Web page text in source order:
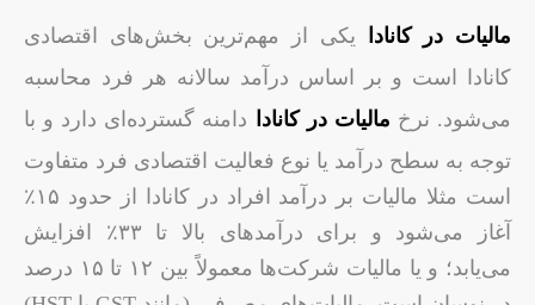
مالیات در کانادا
یکی از مهم‌ترین بخش‌های اقتصادی
کانادا است و بر اساس درآمد سالانه هر فرد محاسبه
می‌شود. نرخ‌ مالیات در کانادا
دامنه گسترده‌ای دارد و با
توجه به سطح درآمد یا نوع فعالیت اقتصادی فرد متفاوت
است مثلا مالیات بر درآمد افراد در کانادا از حدود ۱۵٪
آغاز می‌شود و برای درآمدهای بالا تا ۳۳٪ افزایش
می‌یابد؛ و یا مالیات شرکت‌ها معمولاً بین ۱۲ تا ۱۵ درصد